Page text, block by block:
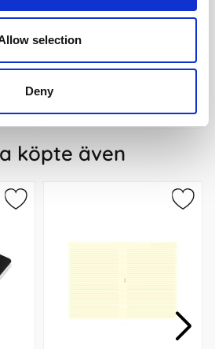
selection
Deny
192
Olinjerad Blank Book A4 192
sidor Rough Linen
köpte även